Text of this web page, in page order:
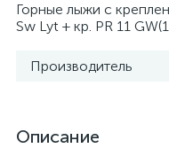
Горные лыжи с
Sw Lyt + кр. PR 11
Производитель
Описание